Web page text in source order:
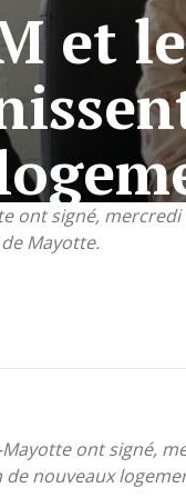
ont signé,
Mayotte.
et
Mayotte ont signé,
nouveaux